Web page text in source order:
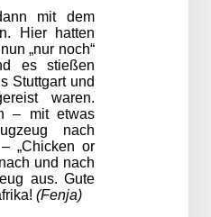
mit dem
Hier hatten
„nur noch“
es stießen
Stuttgart und
waren.
– mit etwas
nach
„Chicken or
und nach
aus. Gute
(Fenja)